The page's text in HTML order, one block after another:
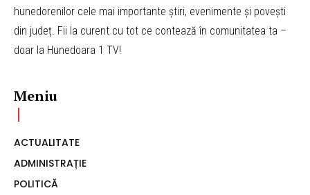
hunedorenilor cele mai importante știri, evenimente și povești
din județ. Fii la curent cu tot ce contează în comunitatea ta –
doar la Hunedoara 1 TV!
Meniu
ACTUALITATE
ADMINISTRAȚIE
POLITICĂ